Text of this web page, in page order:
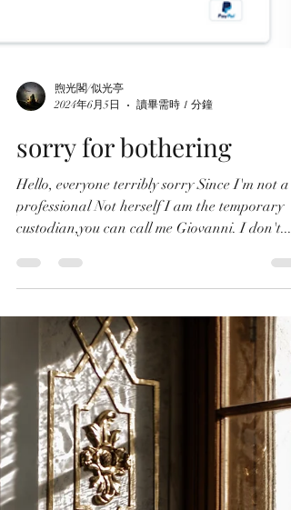
2024年6月5日
讀畢需時 1 分鐘
sorry for bothering
Hello, everyone terribly sorry Since I'm not a
custodian,you can call me Giovanni. I don't...